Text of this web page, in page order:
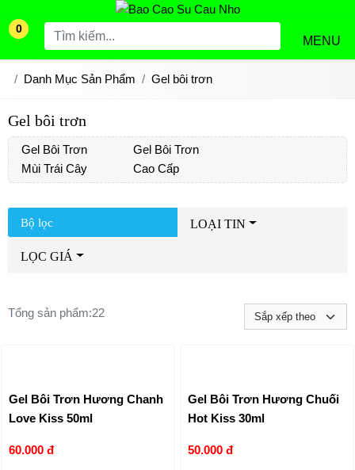
0
MENU
Danh Mục Sản Phẩm Gel bôi trơn
Gel bôi trơn
Gel Bôi Trơn
Mùi Trái Cây
Gel Bôi Trơn
Cao Cấp
Bộ lọc LOẠI TIN
LỌC GIÁ
Tổng sản phẩm:22
Gel Bôi Trơn Hương Chanh
Love Kiss 50ml
60.000 đ
Gel Bôi Trơn Hương Chuối
Hot Kiss 30ml
50.000 đ